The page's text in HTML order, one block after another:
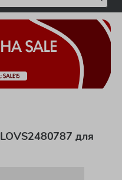
LOVS2480787 для